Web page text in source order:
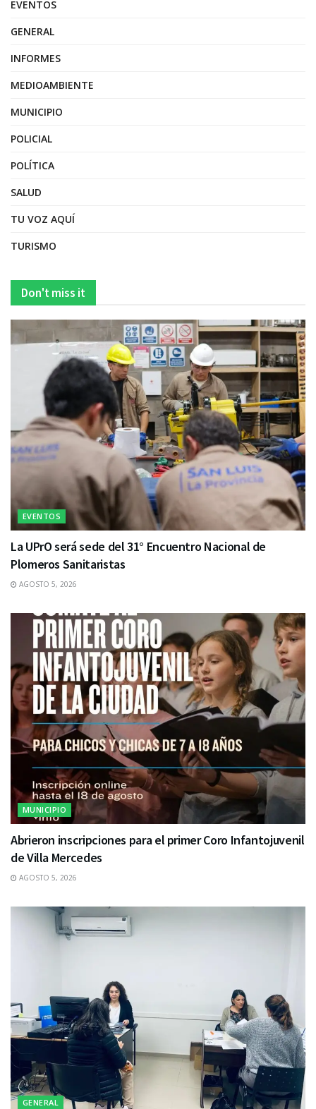
EVENTOS
GENERAL
INFORMES
MEDIOAMBIENTE
MUNICIPIO
POLICIAL
POLÍTICA
SALUD
TU VOZ AQUÍ
TURISMO
Don't miss it
EVENTOS
La UPrO será sede del 31° Encuentro Nacional de
Plomeros Sanitaristas
AGOSTO 5, 2026
MUNICIPIO
Abrieron inscripciones para el primer Coro Infantojuvenil
de Villa Mercedes
AGOSTO 5, 2026
GENERAL